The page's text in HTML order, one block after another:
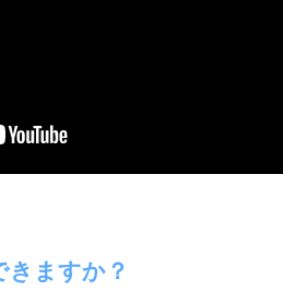
きますか？